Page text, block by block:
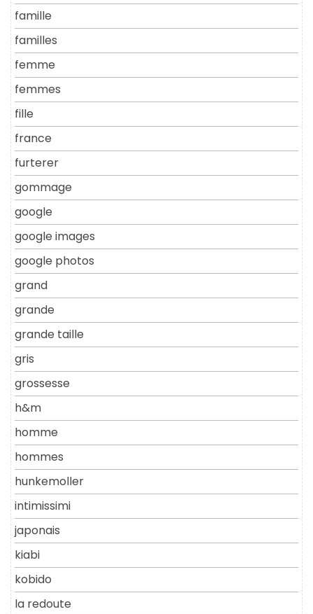
famille
familles
femme
femmes
fille
france
furterer
gommage
google
google images
google photos
grand
grande
grande taille
gris
grossesse
h&m
homme
hommes
hunkemoller
intimissimi
japonais
kiabi
kobido
la redoute